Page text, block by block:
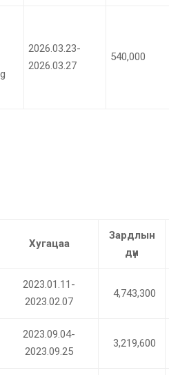
2026.03.23-
2026.03.27
540,000
Хугацаа
Зардлын
дүн
2023.01.11-
2023.02.07
4,743,300
2023.09.04-
2023.09.25
3,219,600